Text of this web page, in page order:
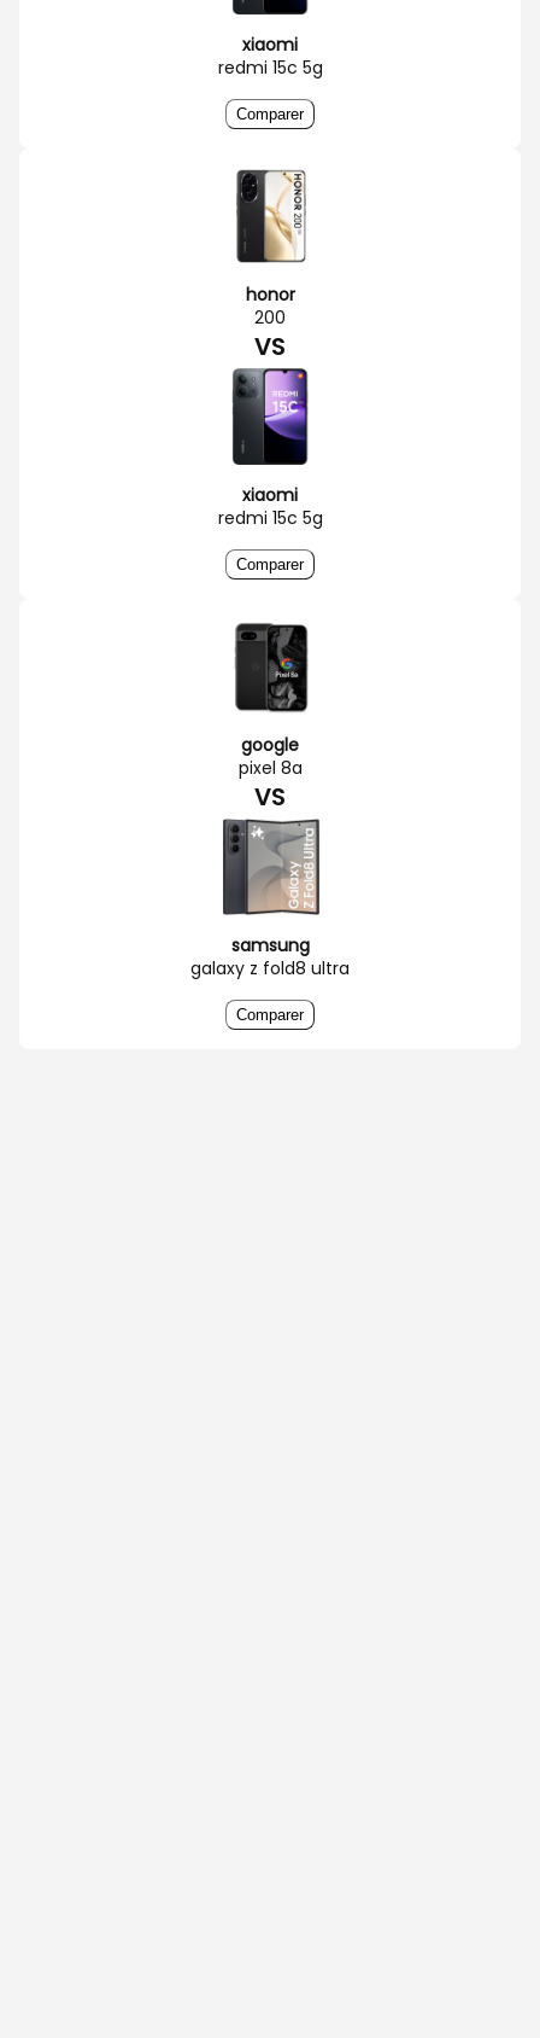
xiaomi
redmi 15c 5g
Comparer
honor
200
VS
xiaomi
redmi 15c 5g
Comparer
google
pixel 8a
VS
samsung
galaxy z fold8 ultra
Comparer